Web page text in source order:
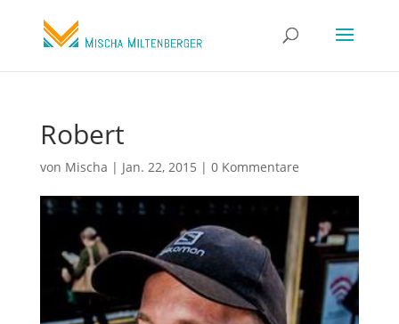
Robert
von Mischa | Jan. 22, 2015 | 0 Kommentare